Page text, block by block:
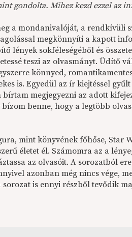
gondolta. Mihez kezd ezzel az
a mondanivalóját, a rendkívüli
megkönnyíti a kapott
lények sokféleségéből és
teszi az olvasmányt. Üdítő
könnyed,
is. Egyedül az ír kiejtéssel
megjegyezni az adott
benne, hogy a legtöbb
mint könyvének főhőse, Star
életet él. Számomra az a
az olvasóit. A sorozatból
azonban még nincs vége,
is ennyi részből tevődik